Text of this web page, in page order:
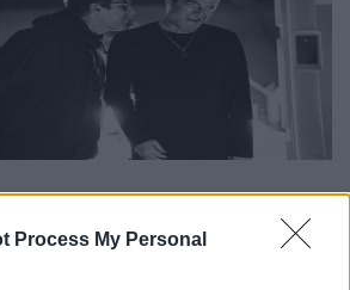
Process My Personal
teaser για το documentary
in Anger” των Oasis